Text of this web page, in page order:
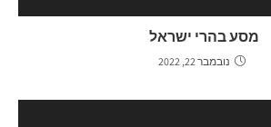
מסע בהרי ישראל
נובמבר 22, 2022